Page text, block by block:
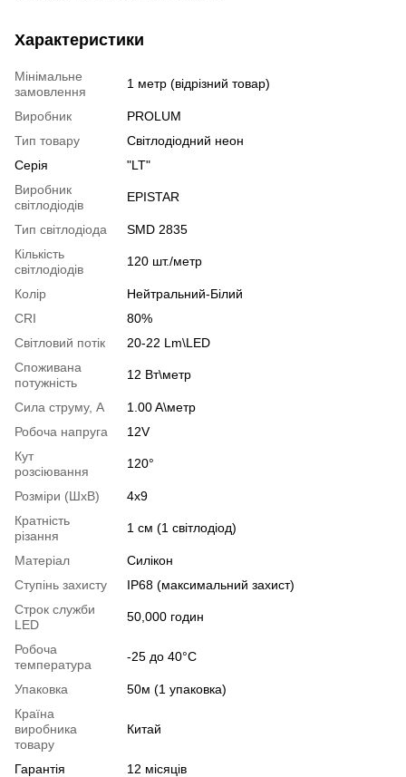
Характеристики
Мінімальне
замовлення
1 метр (відрізний товар)
Виробник
PROLUM
Тип товару
Світлодіодний неон
Серія
"LT"
Виробник
світлодіодів
EPISTAR
Тип світлодіода
SMD 2835
Кількість
світлодіодів
120 шт./метр
Колір
Нейтральний-Білий
CRI
80%
Світловий потік
20-22 Lm\LED
Споживана
потужність
12 Вт\метр
Сила струму, А
1.00 A\метр
Робоча напруга
12V
Кут
розсіювання
120°
Розміри (ШхВ)
4х9
Кратність
різання
1 см (1 світлодіод)
Матеріал
Силікон
Ступінь захисту
IP68 (максимальний захист)
Строк служби
LED
50,000 годин
Робоча
температура
-25 до 40°С
Упаковка
50м (1 упаковка)
Країна
виробника
товару
Китай
Гарантія
12 місяців